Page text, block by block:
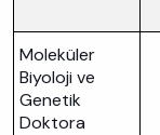
Moleküler
Biyoloji ve
Genetik
Doktora